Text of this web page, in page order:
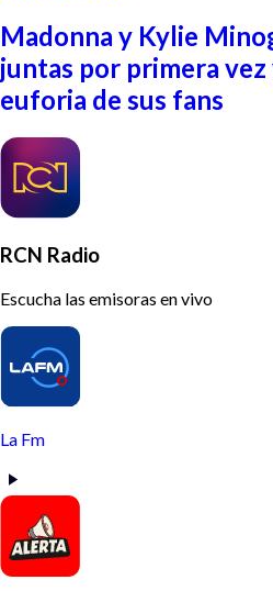
Madonna y Kylie
juntas por primera
euforia de sus fans
RCN Radio
Escucha las emisoras en vivo
La Fm